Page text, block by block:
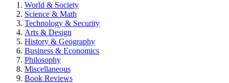
World & Society
Science & Math
Technology & Security
Arts & Design
History & Geography
Business & Economics
Philosophy
Miscellaneous
Book Reviews